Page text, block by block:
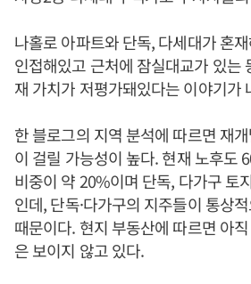
나홀로 아파트와 단독, 다세대가 혼
인접해있고 근처에 잠실대교가 있는
재 가치가 저평가돼있다는 이야기가
한 블로그의 지역 분석에 따르면 재
이 걸릴 가능성이 높다. 현재 노후도
비중이 약 20%이며 단독, 다가구 토
인데, 단독·다가구의 지주들이 통상
때문이다. 현지 부동산에 따르면 아
은 보이지 않고 있다.